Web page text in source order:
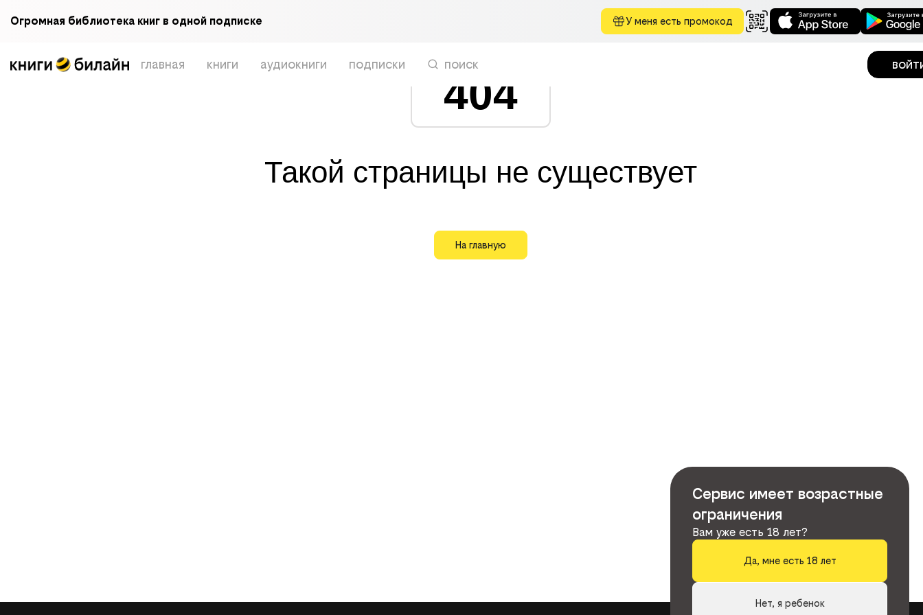
Огромная библиотека книг в одной подписке У меня есть промокод
главная книги аудиокниги подписки поиск
404
Такой страницы не существует
На главную
Сервис имеет возрастные
ограничения
Вам уже есть 18 лет?
Да, мне есть 18 лет
Нет, я ребенок